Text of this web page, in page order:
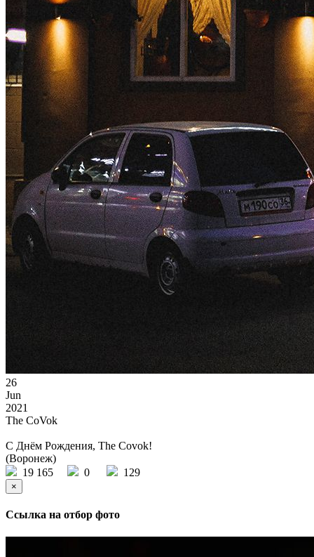
26
Jun
2021
The CoVok
С Днём Рождения, The Covok!
(Воронеж)
19 165
0 129
×
Ссылка на отбор фото